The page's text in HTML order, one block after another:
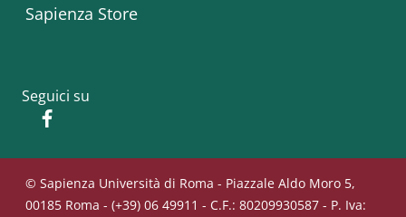
Sapienza Store
Seguici su
© Sapienza Università di Roma - Piazzale Aldo Moro 5,
00185 Roma - (+39) 06 49911 - C.F.: 80209930587 - P. Iva: